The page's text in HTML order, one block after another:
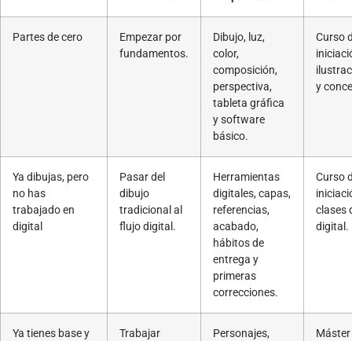
Partes de cero
Empezar por
fundamentos.
Dibujo, luz,
color,
composición,
perspectiva,
tableta gráfica
y software
básico.
Curso
y
Ya dibujas, pero
no has
trabajado en
digital
Pasar del
dibujo
tradicional al
flujo digital.
Herramientas
digitales, capas,
referencias,
acabado,
hábitos de
entrega y
primeras
correcciones.
Curso
clases
digital.
Ya tienes base y
Trabajar
Personajes,
Máster